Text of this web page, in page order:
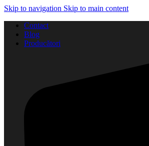
Skip to navigation Skip to main content
Contact
Blog
Producători